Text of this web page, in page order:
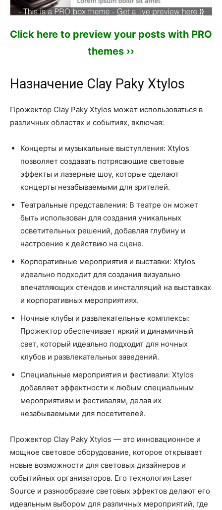
Click here to preview your posts with PRO
themes ››
Назначение Clay Paky Xtylos
Прожектор Clay Paky Xtylos может использоваться в
различных областях и событиях, включая:
Концерты и музыкальные выступления: Xtylos
позволяет создавать потрясающие световые
эффекты и лазерные шоу, которые сделают
концерты незабываемыми для зрителей.
Театральные представления: В театре он может
быть использован для создания уникальных
осветительных решений, добавляя глубину и
настроение к действию на сцене.
Корпоративные мероприятия и выставки: Xtylos
идеально подходит для создания визуально
впечатляющих стендов и инсталляций на выставках
и корпоративных мероприятиях.
Ночные клубы и развлекательные комплексы:
Прожектор обеспечивает яркий и динамичный
свет, который идеально подходит для ночных
клубов и развлекательных заведений.
Специальные мероприятия и фестивали: Xtylos
добавляет эффектности к любым специальным
мероприятиям и фестивалям, делая их
незабываемыми для посетителей.
Прожектор Clay Paky Xtylos — это инновационное и
мощное световое оборудование, которое открывает
новые возможности для световых дизайнеров и
событийных организаторов. Его технология Laser
Source и разнообразие световых эффектов делают его
идеальным выбором для различных мероприятий, где